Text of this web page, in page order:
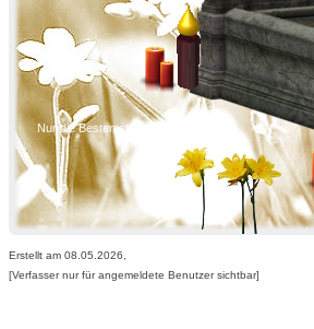
Nur die Besten sterben jung. BO
Erstellt am 08.05.2026,
[Verfasser nur für angemeldete Benutzer sichtbar]